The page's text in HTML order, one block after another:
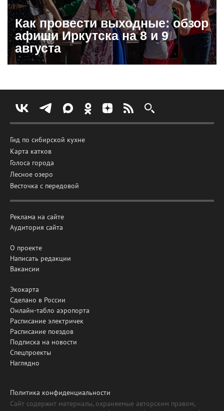
Как провести выходные: обзор
афиши Иркутска на 8 и 9
августа
Гид по сибирской кухне
Карта катков
Голоса города
Лесное озеро
Весточка с передовой
Реклама на сайте
Аудитория сайта
О проекте
Написать редакции
Вакансии
Экокарта
Сделано в России
Онлайн-табло аэропорта
Расписание электричек
Расписание поездов
Подписка на новости
Спецпроекты
Наглядно
Политика конфиденциальности
Сайт содержит материалы, охраняемые авторским правом,